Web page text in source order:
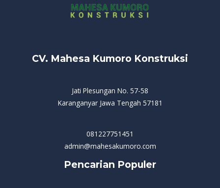
CV. Mahesa Kumoro Konstruksi
Jati Plesungan No. 57-58
Karanganyar Jawa Tengah 57181
081227751451
admin@mahesakumoro.com
Pencarian Populer